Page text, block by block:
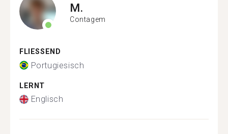
M.
Contagem
FLIESSEND
Portugiesisch
LERNT
Englisch